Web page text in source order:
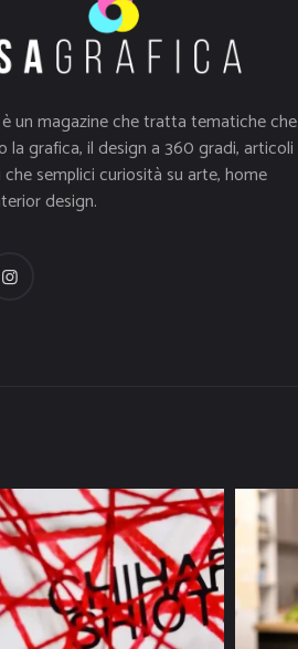
un magazine che tratta tematiche che
la grafica, il design a 360 gradi, articoli
semplici curiosità su arte, home
design.